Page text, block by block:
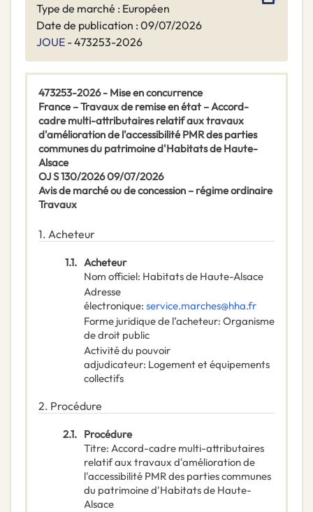
Type de marché : Européen
Date de publication : 09/07/2026
JOUE - 473253-2026
473253-2026 - Mise en concurrence
France – Travaux de remise en état – Accord-
cadre multi-attributaires relatif aux travaux
d'amélioration de l'accessibilité PMR des parties
communes du patrimoine d'Habitats de Haute-
Alsace
OJ S 130/2026 09/07/2026
Avis de marché ou de concession – régime ordinaire
Travaux
1. Acheteur
1.1. Acheteur
Nom officiel: Habitats de Haute-Alsace
Adresse
électronique: service.marches@hha.fr
Forme juridique de l’acheteur: Organisme
de droit public
Activité du pouvoir
adjudicateur: Logement et équipements
collectifs
2. Procédure
2.1. Procédure
Titre: Accord-cadre multi-attributaires
relatif aux travaux d'amélioration de
l'accessibilité PMR des parties communes
du patrimoine d'Habitats de Haute-
Alsace